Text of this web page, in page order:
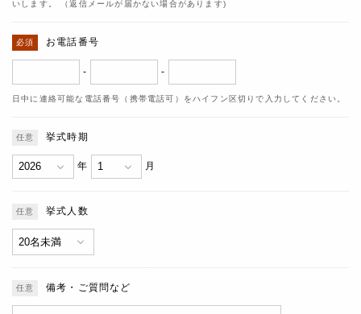
いします。 （返信メールが届かない場合があります)
お電話番号
- -
日中に連絡可能な電話番号（携帯電話可）をハイフン区切りで入力してください。
挙式時期
年 月
挙式人数
備考・ご質問など